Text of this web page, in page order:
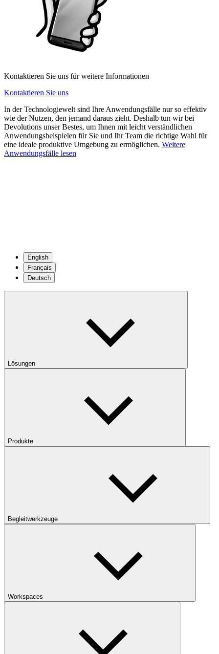
Kontaktieren Sie uns für weitere Informationen
Kontaktieren Sie uns
In der Technologiewelt sind Ihre Anwendungsfälle nur so effektiv
wie der Nutzen, den jemand daraus zieht. Deshalb tun wir bei
Devolutions unser Bestes, um Ihnen mit leicht verständlichen
Anwendungsbeispielen für Sie und Ihr Team die richtige Wahl für
eine ideale produktive Umgebung zu ermöglichen. Weitere
Anwendungsfälle lesen
English
Français
Deutsch
Lösungen
Produkte
Begleitwerkzeuge
Workspaces